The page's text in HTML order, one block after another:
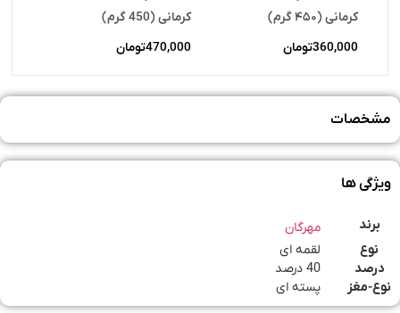
کرمانی (۴۵۰ گرم)
360,000تومان
کرمانی (450 گرم)
470,000تومان
مشخصات
ویژگی ها
برند
مهرگان
نوع
لقمه ای
درصد
40 درصد
نوع-مغز
پسته ای